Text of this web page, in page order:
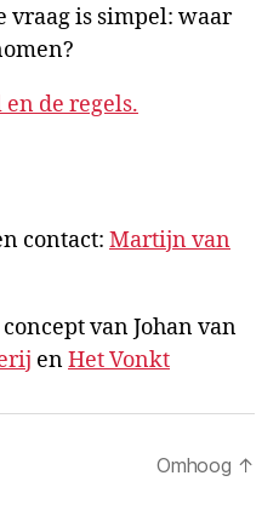
vraag is simpel: waar
de regels.
contact: Martijn van
van Johan van
enHet Vonkt
Omhoog ↑